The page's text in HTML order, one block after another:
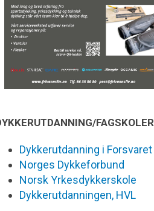
FAGSKOLER
Dykkerutdanning i Forsvaret
Norges Dykkeforbund
Norsk Yrkesdykkerskole
Dykkerutdanningen, HVL